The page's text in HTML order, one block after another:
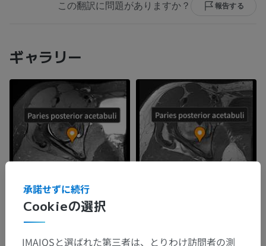
この翻訳に問題がありますか？ 報告する
ギャラリー
Cookieの選択
承諾せずに続行
IMAIOSと選ばれた第三者は、とりわけ訪問者の測